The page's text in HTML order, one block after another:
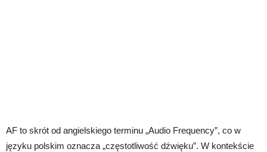
AF to skrót od angielskiego terminu „Audio Frequency”, co w
języku polskim oznacza „częstotliwość dźwięku”. W kontekście